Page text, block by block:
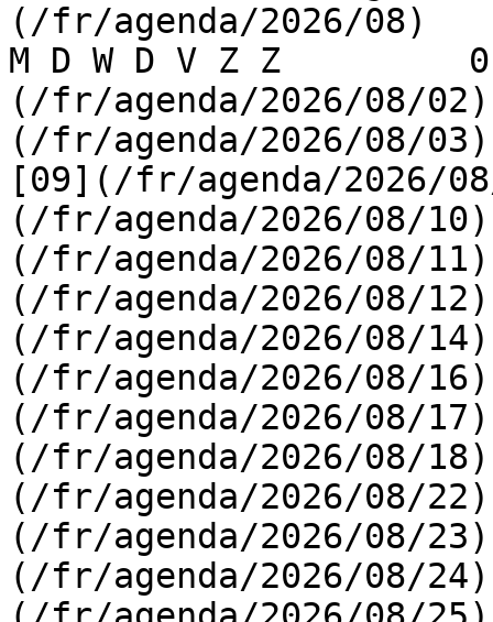
(/fr/agenda/2026/08)
M D W D V Z Z
(/fr/agenda/2026/08/
(/fr/agenda/2026/08/
[09](/fr/agenda/2026/
(/fr/agenda/2026/08/
(/fr/agenda/2026/08/
(/fr/agenda/2026/08/
(/fr/agenda/2026/08/
(/fr/agenda/2026/08/
(/fr/agenda/2026/08/
(/fr/agenda/2026/08/
(/fr/agenda/2026/08/
(/fr/agenda/2026/08/
(/fr/agenda/2026/08/